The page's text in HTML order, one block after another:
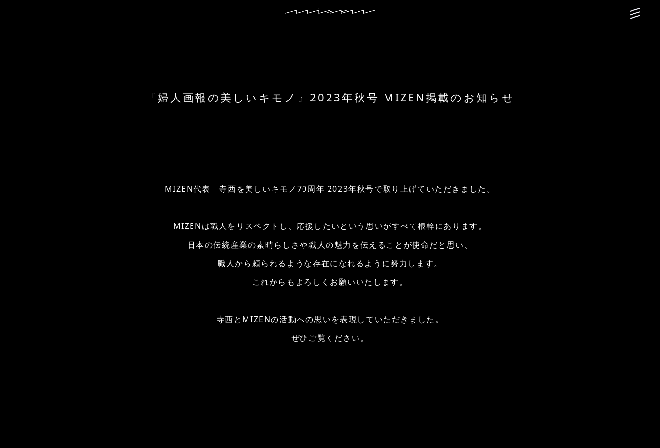
『婦人画報の美しいキモノ』2023年秋号 MIZEN掲載のお知らせ
MIZEN代表 寺西を美しいキモノ70周年 2023年秋号で取り上げていただきました。
MIZENは職人をリスペクトし、応援したいという思いがすべて根幹にあります。
日本の伝統産業の素晴らしさや職人の魅力を伝えることが使命だと思い、
職人から頼られるような存在になれるように努力します。
これからもよろしくお願いいたします。
寺西とMIZENの活動への思いを表現していただきました。
ぜひご覧ください。